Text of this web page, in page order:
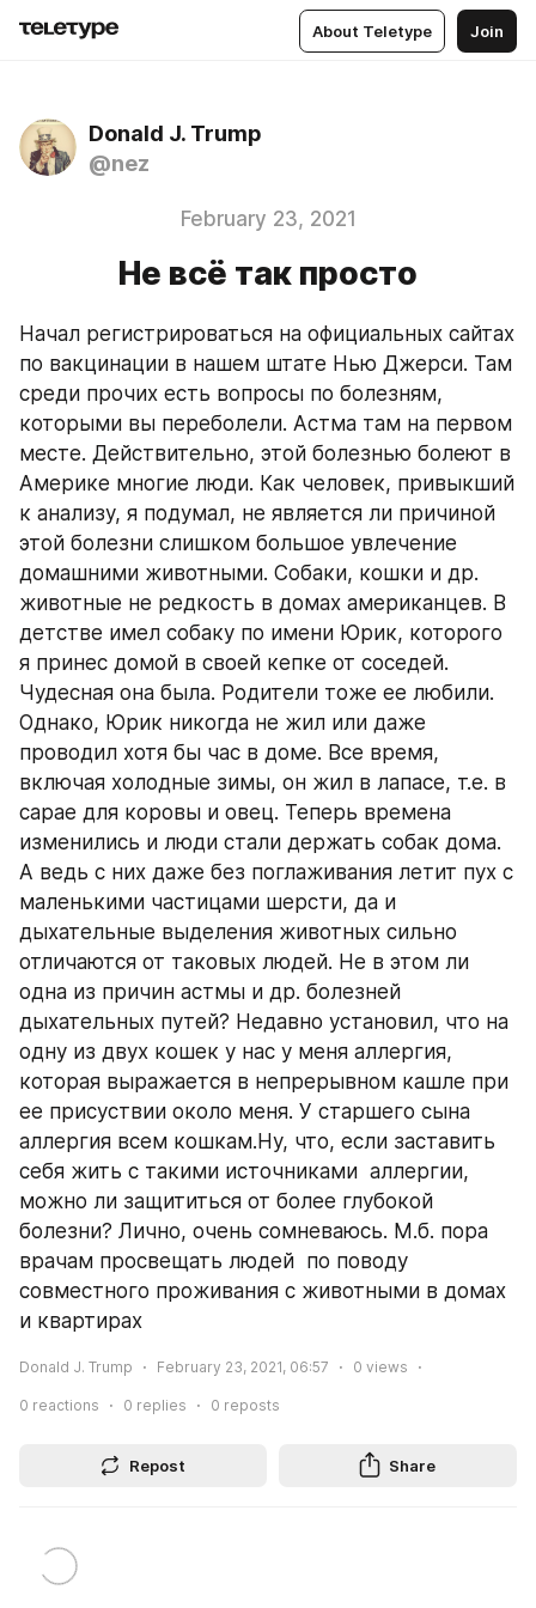
About Teletype Join
Donald J. Trump
@nez
February 23, 2021
Не всё так просто
Начал регистрироваться на официальных сайтах
по вакцинации в нашем штате Нью Джерси. Там
среди прочих есть вопросы по болезням,
которыми вы переболели. Астма там на первом
месте. Действительно, этой болезнью болеют в
Америке многие люди. Как человек, привыкший
к анализу, я подумал, не является ли причиной
этой болезни слишком большое увлечение
домашними животными. Собаки, кошки и др.
животные не редкость в домах американцев. В
детстве имел собаку по имени Юрик, которого
я принес домой в своей кепке от соседей.
Чудесная она была. Родители тоже ее любили.
Однако, Юрик никогда не жил или даже
проводил хотя бы час в доме. Все время,
включая холодные зимы, он жил в лапасе, т.е. в
сарае для коровы и овец. Теперь времена
изменились и люди стали держать собак дома.
А ведь с них даже без поглаживания летит пух с
маленькими частицами шерсти, да и
дыхательные выделения животных сильно
отличаются от таковых людей. Не в этом ли
одна из причин астмы и др. болезней
дыхательных путей? Недавно установил, что на
одну из двух кошек у нас у меня аллергия,
которая выражается в непрерывном кашле при
ее присуствии около меня. У старшего сына
аллергия всем кошкам.Ну, что, если заставить
себя жить с такими источниками  аллергии,
можно ли защититься от более глубокой
болезни? Лично, очень сомневаюсь. М.б. пора
врачам просвещать людей  по поводу
совместного проживания с животными в домах
и квартирах
Donald J. Trump February 23, 2021, 06:57 0 views
0 reactions 0 replies 0 reposts
Repost Share